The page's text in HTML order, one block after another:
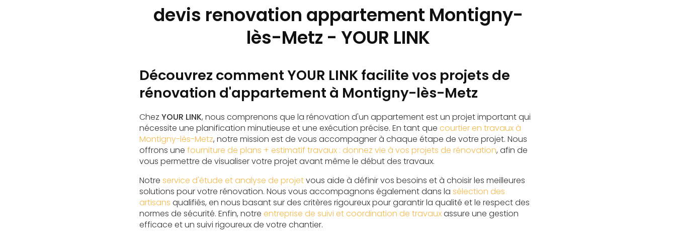
devis renovation appartement Montigny-
lès-Metz - YOUR LINK
Découvrez comment YOUR LINK facilite vos projets de
rénovation d'appartement à Montigny-lès-Metz
Chez YOUR LINK, nous comprenons que la rénovation d'un appartement est un projet important qui
nécessite une planification minutieuse et une exécution précise. En tant que courtier en travaux à
Montigny-lès-Metz, notre mission est de vous accompagner à chaque étape de votre projet. Nous
offrons une fourniture de plans + estimatif travaux : donnez vie à vos projets de rénovation, afin de
vous permettre de visualiser votre projet avant même le début des travaux.
Notre service d'étude et analyse de projetvous aide à définir vos besoins et à choisir les meilleures
solutions pour votre rénovation. Nous vous accompagnons également dans la sélection des
artisans qualifiés, en nous basant sur des critères rigoureux pour garantir la qualité et le respect des
normes de sécurité. Enfin, notre entreprise de suivi et coordination de travauxassure une gestion
efficace et un suivi rigoureux de votre chantier.